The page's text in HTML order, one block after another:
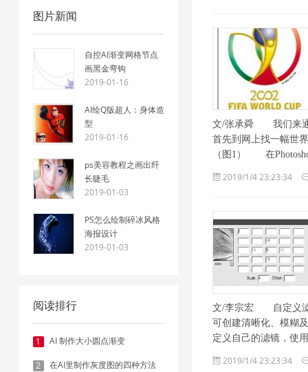
图片新闻
自控AI渐变网格节点
画黑金弯钩
2019-01-16
AI绘Q版超人：身体造
型
2019-01-16
ps美容教程之画出纤
长睫毛
2019-01-03
PS怎么绘制碎冰风格
海报设计
2019-01-03
阅读排行
1 AI 制作大小圆点渐变
2 在AI里制作灰度图的四种方法
文/张承舜 我们来通
首先到网上找一幅世
（图1） 在
2019/1/4 23:23:34
文/李宗宏 自定义滤
可创建清晰化、模糊
定义自己的滤镜，使
2019/1/4 23:23:34